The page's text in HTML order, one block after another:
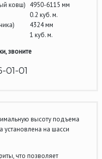
ковш) 4950-6115 мм
0.2 куб. м.
4324 мм
1 куб. м.
звоните
01-01
высоту подъема
установлена на шасси
что позволяет